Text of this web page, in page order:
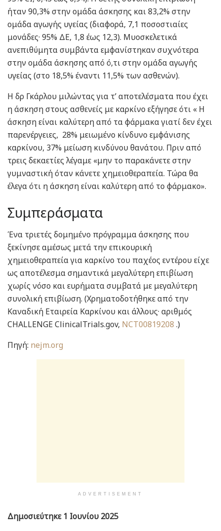
ήταν 90,3% στην ομάδα άσκησης και 83,2% στην
ομάδα αγωγής υγείας (διαφορά, 7,1 ποσοστιαίες
μονάδες· 95% ΔΕ, 1,8 έως 12,3). Μυοσκελετικά
ανεπιθύμητα συμβάντα εμφανίστηκαν συχνότερα
στην ομάδα άσκησης από ό,τι στην ομάδα αγωγής
υγείας (στο 18,5% έναντι 11,5% των ασθενών).
Η δρ Γκάρλου μιλώντας για τ’ αποτελέσματα που έχει
η άσκηση στους ασθενείς με καρκίνο εξήγησε ότι « Η
άσκηση είναι καλύτερη από τα φάρμακα γιατί δεν έχει
παρενέργειες, 28% μειωμένο κίνδυνο εμφάνισης
καρκίνου, 37% μείωση κινδύνου θανάτου. Πριν από
τρεις δεκαετίες λέγαμε «μην το παρακάνετε στην
γυμναστική όταν κάνετε χημειοθεραπεία. Τώρα θα
έλεγα ότι η άσκηση είναι καλύτερη από το φάρμακο».
Συμπεράσματα
Ένα τριετές δομημένο πρόγραμμα άσκησης που
ξεκίνησε αμέσως μετά την επικουρική
χημειοθεραπεία για καρκίνο του παχέος εντέρου είχε
ως αποτέλεσμα σημαντικά μεγαλύτερη επιβίωση
χωρίς νόσο και ευρήματα συμβατά με μεγαλύτερη
συνολική επιβίωση. (Χρηματοδοτήθηκε από την
Καναδική Εταιρεία Καρκίνου και άλλους· αριθμός
CHALLENGE ClinicalTrials.gov, NCT00819208 .)
Πηγή: nejm.org
ADVERTISEMENT
Δημοσιεύτηκε 1 Ιουνίου 2025